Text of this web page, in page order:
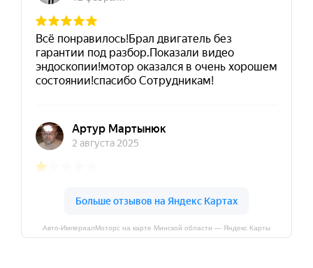
Авто-ИмпериалМоторс на карте Минской области — Яндекс Карты